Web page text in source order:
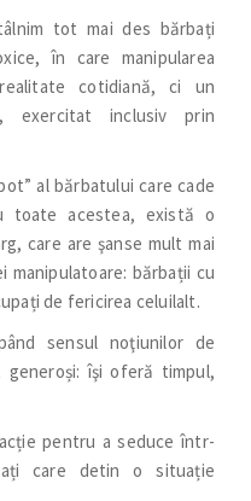
tot mai des bărbați
în care manipularea
cotidiană, ci un
exercitat inclusiv prin
al bărbatului care cade
toate acestea, există o
care are şanse mult mai
manipulatoare: bărbații cu
de fericirea celuilalt.
sensul noţiunilor de
generoși: îşi oferă timpul,
pentru a seduce într-
care detin o situație